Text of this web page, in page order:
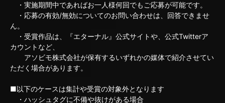
・実施期間中であればお一人様何回でもご応募が可能です。
・応募の有効/無効についてのお問い合わせは、回答できませ
ん。
・受賞作品は、『エターナル』公式サイトや、公式Twitterア
カウントなど、
アソビモ株式会社が保有するいずれかの媒体で紹介させてい
ただく場合があります。
■以下のケースは集計や受賞の対象外となります
・ハッシュタグに不備や抜けがある場合